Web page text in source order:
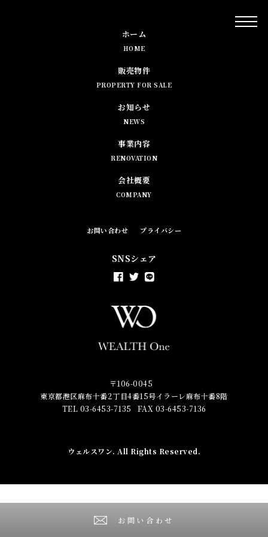
お問い合わせ
ホーム
HOME
販売物件
PROPERTY FOR SALE
お知らせ
NEWS
事業内容
RENOVATION
会社概要
COMPANY
お問い合わせ プライバシー
SNSシェア
〒106-0045
東京都港区麻布十番2丁目4番15号イラーレ麻布十番8階
TEL 03-6453-7135
FAX 03-6453-7136
ウェルスワン. All Rights Reserved.